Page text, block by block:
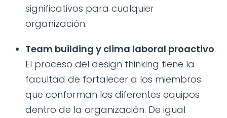
significativos para cualquier
organización.
Team building y clima laboral proactivo.
El proceso del design thinking tiene la
facultad de fortalecer a los miembros
que conforman los diferentes equipos
dentro de la organización. De igual